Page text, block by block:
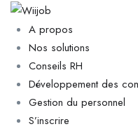
A propos
Nos solutions
Conseils RH
Développement des
Gestion du personnel
S’inscrire